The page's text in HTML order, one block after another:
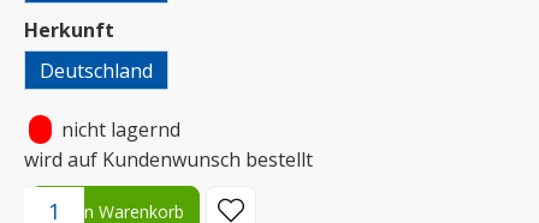
Herkunft
Deutschland
nicht lagernd
wird auf Kundenwunsch bestellt
Produkt Anzahl: Gib den gewünschten Wert ein oder benutze
In den Warenkorb